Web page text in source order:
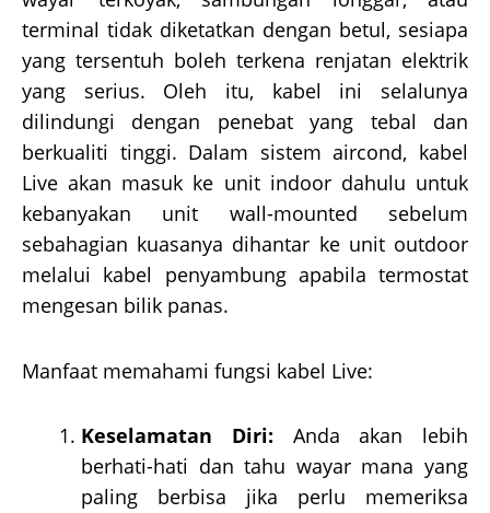
terminal tidak diketatkan dengan betul, sesiapa
yang tersentuh boleh terkena renjatan elektrik
yang serius. Oleh itu, kabel ini selalunya
dilindungi dengan penebat yang tebal dan
berkualiti tinggi. Dalam sistem aircond, kabel
Live akan masuk ke unit indoor dahulu untuk
kebanyakan unit wall-mounted sebelum
sebahagian kuasanya dihantar ke unit outdoor
melalui kabel penyambung apabila termostat
mengesan bilik panas.
Manfaat memahami fungsi kabel Live:
Keselamatan Diri: Anda akan lebih
berhati-hati dan tahu wayar mana yang
paling berbisa jika perlu memeriksa